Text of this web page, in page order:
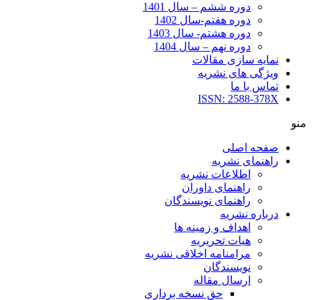
دوره ششم – سال 1401
دوره هفتم-سال 1402
دوره هشتم- سال 1403
دوره نهم – سال 1404
نمایه سازی مقالات
ویژگی های نشریه
تماس با ما
ISSN: 2588-378X
منو
صفحه اصلی
راهنمای نشریه
اطلاعات نشریه
راهنمای داوران
راهنمای نویسندگان
درباره نشریه
اهداف و زمینه ها
هیات تحریریه
مرامنامه اخلاقی نشریه
نویسندگان
ارسال مقاله
حق نسخه برداری